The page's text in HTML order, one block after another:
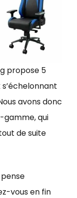
propose 5
avons donc
gamme, qui
de suite
vous en fin